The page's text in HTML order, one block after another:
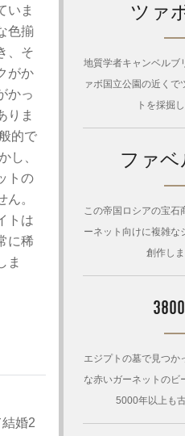
いま
色揃
、そ
がか
かっ
りま
的で
し、
トの
。
トは
に稀
ま
婚2
ツァ
地質学者キャンベルブ
ァボ国立公園の近くで
トを採掘
ファベ
この帝国ロシアの宝石
ーネット向けに複雑な
創作しま
エジプトの墓で見つか
な赤いガーネットのビ
5000年以上も